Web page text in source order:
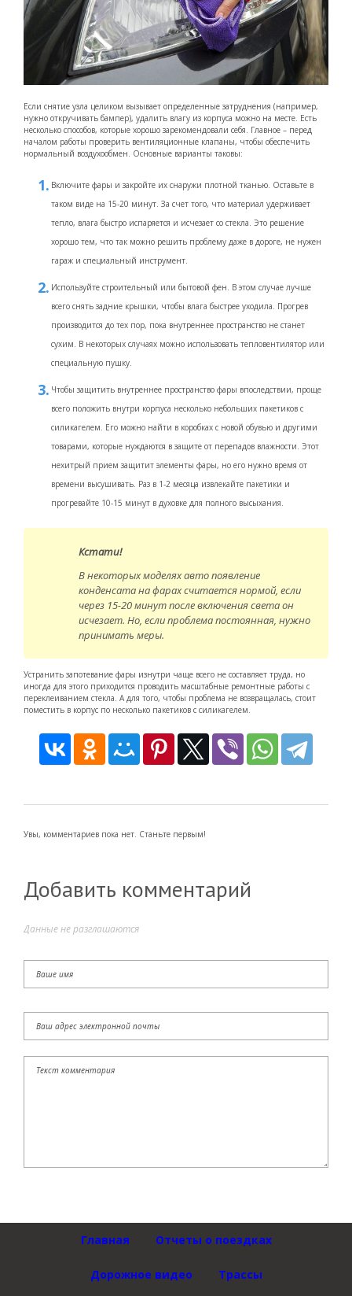
Если снятие узла целиком вызывает определенные затруднения (например,
нужно откручивать бампер), удалить влагу из корпуса можно на месте. Есть
несколько способов, которые хорошо зарекомендовали себя. Главное – перед
началом работы проверить вентиляционные клапаны, чтобы обеспечить
нормальный воздухообмен. Основные варианты таковы:
Включите фары и закройте их снаружи плотной тканью. Оставьте в
таком виде на 15-20 минут. За счет того, что материал удерживает
тепло, влага быстро испаряется и исчезает со стекла. Это решение
хорошо тем, что так можно решить проблему даже в дороге, не нужен
гараж и специальный инструмент.
Используйте строительный или бытовой фен. В этом случае лучше
всего снять задние крышки, чтобы влага быстрее уходила. Прогрев
производится до тех пор, пока внутреннее пространство не станет
сухим. В некоторых случаях можно использовать тепловентилятор или
специальную пушку.
Чтобы защитить внутреннее пространство фары впоследствии, проще
всего положить внутри корпуса несколько небольших пакетиков с
силикагелем. Его можно найти в коробках с новой обувью и другими
товарами, которые нуждаются в защите от перепадов влажности. Этот
нехитрый прием защитит элементы фары, но его нужно время от
времени высушивать. Раз в 1-2 месяца извлекайте пакетики и
прогревайте 10-15 минут в духовке для полного высыхания.
Кстати!
В некоторых моделях авто появление
конденсата на фарах считается нормой, если
через 15-20 минут после включения света он
исчезает. Но, если проблема постоянная, нужно
принимать меры.
Устранить запотевание фары изнутри чаще всего не составляет труда, но
иногда для этого приходится проводить масштабные ремонтные работы с
переклеиванием стекла. А для того, чтобы проблема не возвращалась, стоит
поместить в корпус по несколько пакетиков с силикагелем.
Увы, комментариев пока нет. Станьте первым!
Добавить комментарий
Данные не разглашаются
Главная Отчеты о поездках
Дорожное видео Трассы